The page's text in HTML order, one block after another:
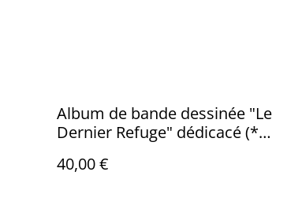
Album de bande dessinée "Le
Dernier Refuge" dédicacé (*6
pour animaux)
40,00 €